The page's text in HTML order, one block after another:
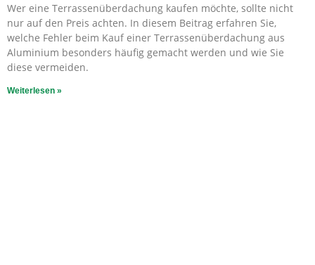
Wer eine Terrassenüberdachung kaufen möchte, sollte nicht
nur auf den Preis achten. In diesem Beitrag erfahren Sie,
welche Fehler beim Kauf einer Terrassenüberdachung aus
Aluminium besonders häufig gemacht werden und wie Sie
diese vermeiden.
Weiterlesen »